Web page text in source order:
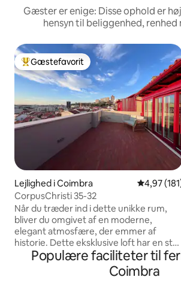
Gæster er enige: Disse ophold er
hensyn til beliggenhed, renhed
Bedste gæstefavorit
Gæstefavorit
Lejlighed i Coimbra 4,97 ud af
4,97
CorpusChristi 35-32
Når du træder ind i dette unikke rum,
bliver du omgivet af en moderne,
elegant atmosfære, der emmer af
historie. Dette eksklusive loft har en stor
terrasse, der er perfekt til fredfyldte
øjeblikke, med en betagende udsigt
over byen. Boligen ligger i det gamle
Populære faciliteter til
Coimbra